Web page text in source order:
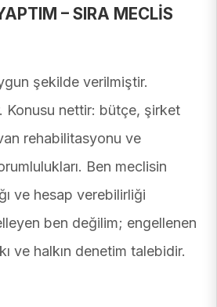
– SIRA MECLİS
şekilde verilmiştir.
Konusu nettir: bütçe, şirket
rehabilitasyonu ve
Ben meclisin
ve hesap verebilirliği
ben değilim; engellenen
ve halkın denetim talebidir.